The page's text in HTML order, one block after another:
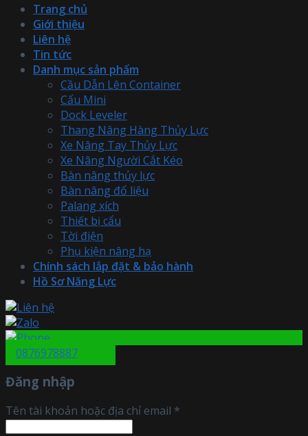
Trang chủ
Giới thiệu
Liên hệ
Tin tức
Danh mục sản phẩm
Cầu Dẫn Lên Container
Cẩu Mini
Dock Leveler
Thang Nâng Hàng Thủy Lực
Xe Nâng Tay Thủy Lực
Xe Nâng Người Cắt Kéo
Bàn nâng thủy lực
Bàn nâng đổ liệu
Palang xích
Thiết bị cẩu
Tời điện
Phụ kiện nâng hạ
Chính sách lắp đặt & bảo hành
Hồ Sơ Năng Lực
0876978887
Đăng nhập
Tên tài khoản hoặc địa chỉ email *